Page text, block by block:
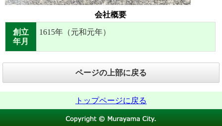
会社概要
創立
年月
1615年（元和元年）
ページの上部に戻る
トップページに戻る